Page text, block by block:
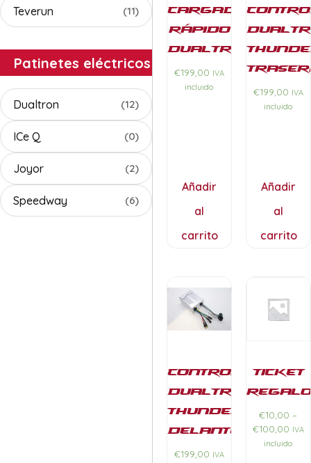
Teverun (11)
Patinetes eléctricos
Dualtron (12)
ICe Q (0)
Joyor (2)
Speedway (6)
Cargador
rápido
Dualtron
€199,00 IVA
incluido
Añadir
al
carrito
€199,00 IVA
incluido
Añadir
al
carrito
Controladora
Dualtron
Thunder
Delantera
€199,00 IVA
Ticket
Regalo
€10,00 –
€100,00 IVA
incluido